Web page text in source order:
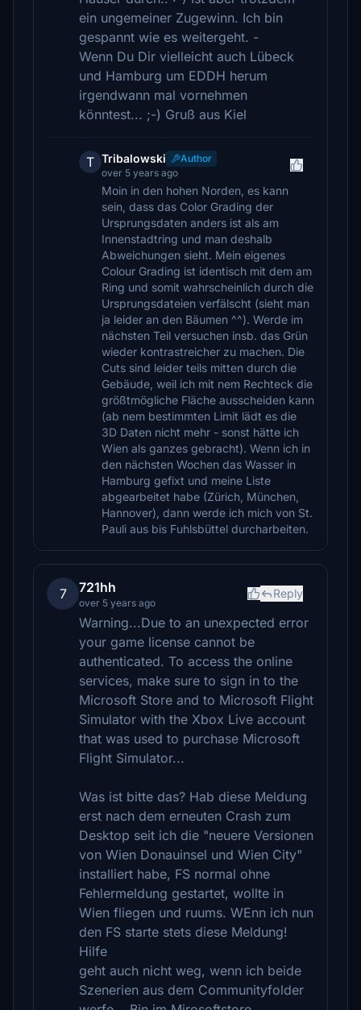
ein ungemeiner Zugewinn. Ich bin
gespannt wie es weitergeht. -
Wenn Du Dir vielleicht auch Lübeck
und Hamburg um EDDH herum
irgendwann mal vornehmen
könntest... ;-) Gruß aus Kiel
T Tribalowski
Author
over 5 years ago
Moin in den hohen Norden, es kann
sein, dass das Color Grading der
Ursprungsdaten anders ist als am
Innenstadtring und man deshalb
Abweichungen sieht. Mein eigenes
Colour Grading ist identisch mit dem am
Ring und somit wahrscheinlich durch die
Ursprungsdateien verfälscht (sieht man
ja leider an den Bäumen ^^). Werde im
nächsten Teil versuchen insb. das Grün
wieder kontrastreicher zu machen. Die
Cuts sind leider teils mitten durch die
Gebäude, weil ich mit nem Rechteck die
größtmögliche Fläche ausscheiden kann
(ab nem bestimmten Limit lädt es die
3D Daten nicht mehr - sonst hätte ich
Wien als ganzes gebracht). Wenn ich in
den nächsten Wochen das Wasser in
Hamburg gefixt und meine Liste
abgearbeitet habe (Zürich, München,
Hannover), dann werde ich mich von St.
Pauli aus bis Fuhlsbüttel durcharbeiten.
7 721hh
over 5 years ago
Reply
Warning...Due to an unexpected error
your game license cannot be
authenticated. To access the online
services, make sure to sign in to the
Microsoft Store and to Microsoft Flight
Simulator with the Xbox Live account
that was used to purchase Microsoft
Flight Simulator...
Was ist bitte das? Hab diese Meldung
erst nach dem erneuten Crash zum
Desktop seit ich die "neuere Versionen
von Wien Donauinsel und Wien City"
installiert habe, FS normal ohne
Fehlermeldung gestartet, wollte in
Wien fliegen und ruums. WEnn ich nun
den FS starte stets diese Meldung!
Hilfe
geht auch nicht weg, wenn ich beide
Szenerien aus dem Communityfolder